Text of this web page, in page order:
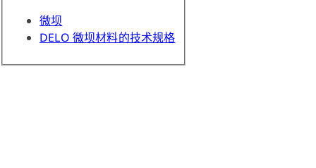
微坝
DELO 微坝材料的技术规格